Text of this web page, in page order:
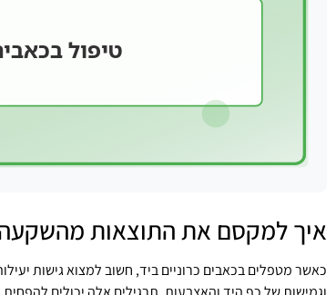
איך למקסם את התוצאות מהשקעה
כאשר מטפלים בכאבים כרוניים ביד, חשוב למצוא גישות